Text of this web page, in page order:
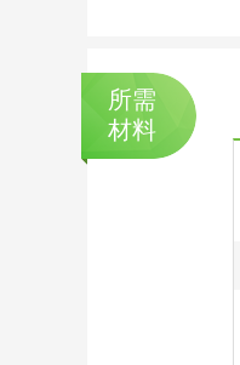
所需
材料